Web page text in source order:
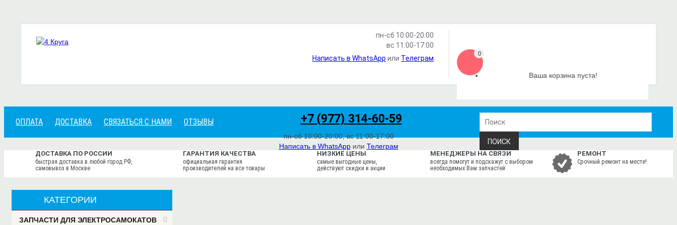
пн-сб 10:00-20:00
вс 11:00-17:00
Написать в WhatsApp или Телеграм
0
Ваша корзина пуста!
+7 (977) 314-60-59
пн-сб 10:00-20:00, вс 11:00-17:00
Написать в WhatsAppили Телеграм
Написать на почту
ПОИСК
ОПЛАТА ДОСТАВКА СВЯЗАТЬСЯ С НАМИ ОТЗЫВЫ
ДОСТАВКА ПО РОССИИ
быстрая доставка в любой город РФ,
самовывоз в Москве
ГАРАНТИЯ КАЧЕСТВА
официальная гарантия
производителей на все товары
НИЗКИЕ ЦЕНЫ
самые выгодные цены,
действуют скидки и акции
МЕНЕДЖЕРЫ НА СВЯЗИ
всегда помогут и подскажут с выбором
необходимых Вам запчастей
РЕМОНТ
Срочный ремонт на месте!
КАТЕГОРИИ
ЗАПЧАСТИ ДЛЯ ЭЛЕКТРОСАМОКАТОВ